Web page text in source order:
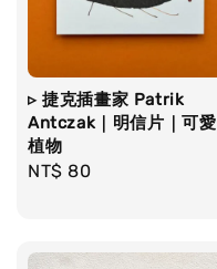
▹ 捷克插畫家 Patrik
Antczak｜明信片｜可愛
植物
Regular
NT$ 80